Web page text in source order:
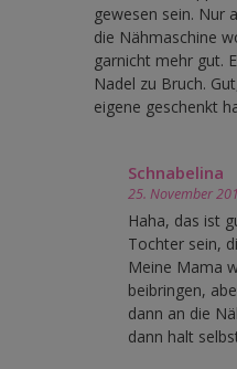
gewesen sein. Nur
die Nähmaschine
garnicht mehr gut.
Nadel zu Bruch.
eigene geschenkt
Schnabelina
25. November
Haha, das ist
Tochter sein,
Meine Mama
beibringen,
dann an die
dann halt